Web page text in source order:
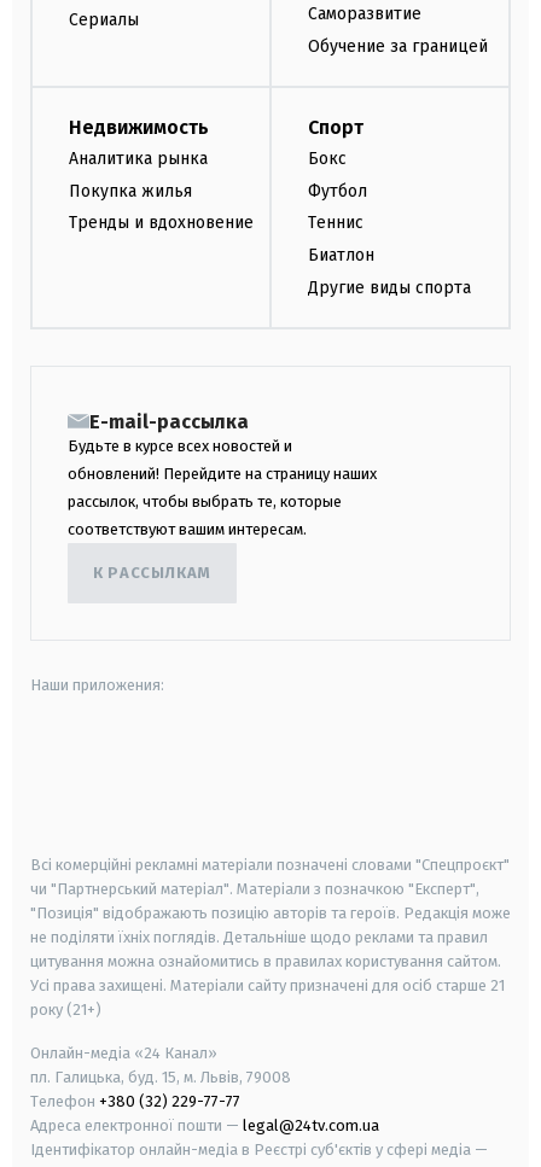
Сериалы
Саморазвитие
Обучение за границей
Недвижимость
Аналитика рынка
Покупка жилья
Тренды и вдохновение
Спорт
Бокс
Футбол
Теннис
Биатлон
Другие виды спорта
E-mail-рассылка
Будьте в курсе всех новостей и
обновлений! Перейдите на страницу наших
рассылок, чтобы выбрать те, которые
соответствуют вашим интересам.
К РАССЫЛКАМ
Наши приложения:
Всі комерційні рекламні матеріали позначені словами "Спецпроєкт"
чи "Партнерський матеріал". Матеріали з позначкою "Експерт",
"Позиція" відображають позицію авторів та героїв. Редакція може
не поділяти їхніх поглядів. Детальніше щодо реклами та правил
цитування можна ознайомитись в правилах користування сайтом.
Усі права захищені. Матеріали сайту призначені для осіб старше 21
року (21+)
Онлайн-медіа «24 Канал»
пл. Галицька, буд. 15, м. Львів, 79008
Телефон +380 (32) 229-77-77
Адреса електронної пошти — legal@24tv.com.ua
Ідентифікатор онлайн-медіа в Реєстрі суб'єктів у сфері медіа —